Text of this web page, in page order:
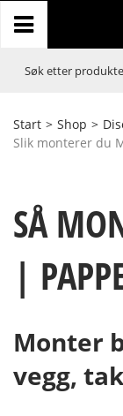
Start > Shop >
Slik monterer du
SÅ
|
Monter
vegg,